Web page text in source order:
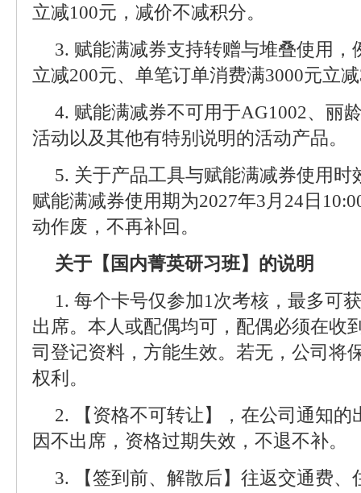
立减100元，减价不减积分。
3. 赋能满减券支持转赠与堆叠使用，
立减200元、单笔订单消费满3000元立
4. 赋能满减券不可用于AG1002、丽
活动以及其他有特别说明的活动产品。
5. 关于产品工具与赋能满减券使用
赋能满减券使用期为2027年3月24日
动作废，不再补回。
关于【国内菁英研习班】的说明
1. 每个卡号仅参加1次考核，最多可
出席。本人或配偶均可，配偶必须在收
司登记资料，方能生效。若无，公司将
权利。
2. 【资格不可转让】，在公司通知
因不出席，资格过期失效，不退不补。
3. 【签到前、解散后】往返交通费